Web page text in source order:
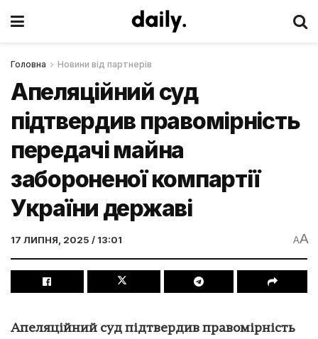
Головна Новини від партнерів
Апеляційний суд
підтвердив правомірність
передачі майна
забороненої компартії
України державі
17 ЛИПНЯ, 2025 / 13:01 AA
Апеляційний суд підтвердив правомірність